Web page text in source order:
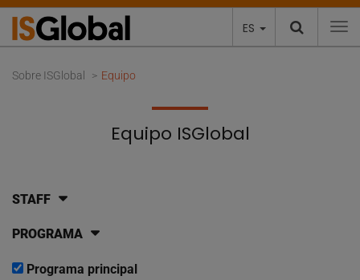
ES
Sobre ISGlobal Equipo
Equipo ISGlobal
STAFF
PROGRAMA
Programa principal